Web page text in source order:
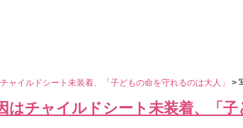
ャイルドシート未装着、「子どもの命を守れるのは大人」 >
チャイルドシート未装着、「子